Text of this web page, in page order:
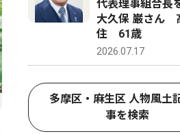
社会
多摩区・麻生区
代表理事組合長
大久保 巌さん
住 61歳
2026.07.17
多摩区・麻生区 人物風土
事を検索